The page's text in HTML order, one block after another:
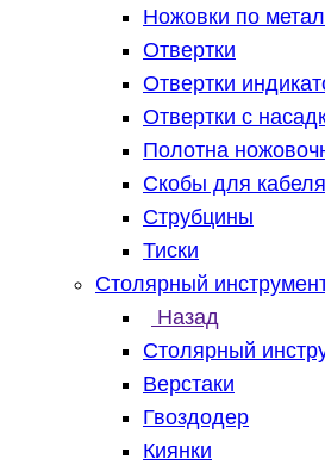
Ножовки по
Отвертки
Отвертки
Отвертки с
Полотна
Скобы для
Струбцины
Тиски
Столярный
Назад
Столярный
Верстаки
Гвоздодер
Киянки